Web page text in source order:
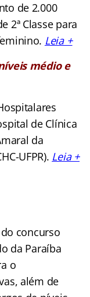
de 2.000
2ª Classe para
Leia +
médio e
de Clínica
da
UFPR). Leia +
concurso
da Paraíba
o
além de